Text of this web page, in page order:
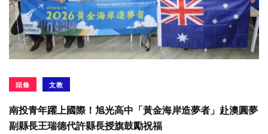
頭條 文教
南投青年躍上國際！旭光高中「黃金海岸造夢者」赴澳圓夢
副縣長王瑞德代許縣長授旗鼓勵祝福